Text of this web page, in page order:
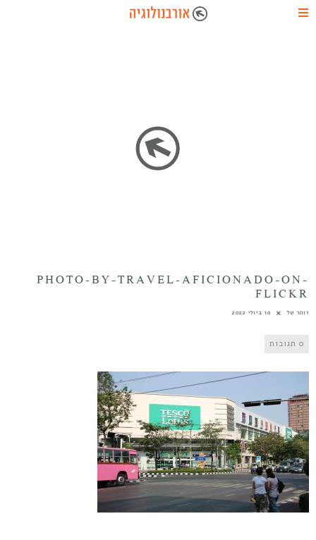
PHOTO-BY-TRAVEL-AFICIONADO-ON-
FLICKR
זוהר טל 10 ביולי 2022
0 תגובות